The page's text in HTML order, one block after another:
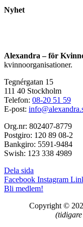
Nyhet
Alexandra – för
kvinnoorganisationer.
Tegnérgatan 15
111 40 Stockholm
Telefon: 08-20 51 59
E-post:
Org.nr: 802407-8779
Postgiro: 120 89 08-2
Bankgiro: 5591-9484
Swish: 123 338 4989
Dela sida
Facebook Instagram
Bli medlem!
Copyright ©